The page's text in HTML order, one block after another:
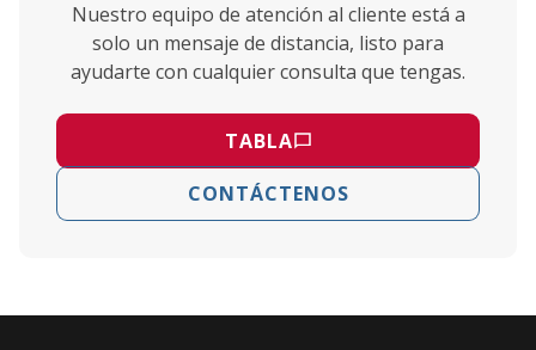
Nuestro equipo de atención al cliente está a
solo un mensaje de distancia, listo para
ayudarte con cualquier consulta que tengas.
TABLA
CONTÁCTENOS